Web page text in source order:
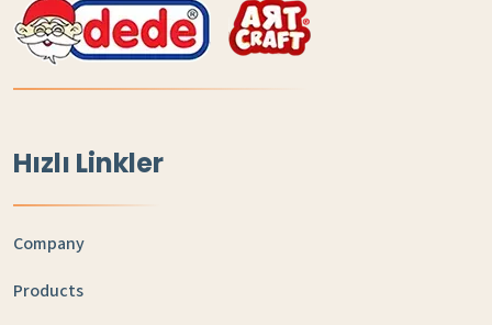
Hızlı Linkler
Company
Products